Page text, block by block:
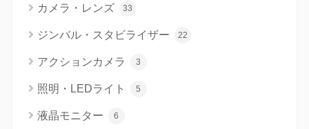
カメラ・レンズ 33
ジンバル・スタビライザー 22
アクションカメラ 3
照明・LEDライト 5
液晶モニター 6